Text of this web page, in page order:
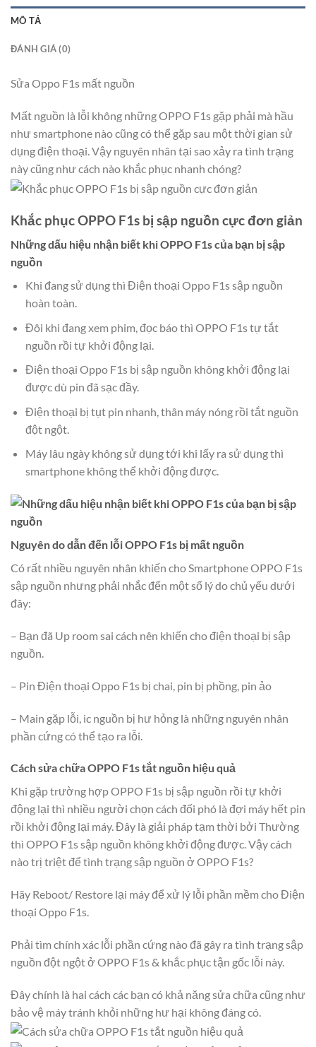
MÔ TẢ
ĐÁNH GIÁ (0)
Sửa Oppo F1s mất nguồn
Mất nguồn là lỗi không những OPPO F1s gặp phải mà hầu
như smartphone nào cũng có thể gặp sau một thời gian sử
dụng điện thoại. Vậy nguyên nhân tại sao xảy ra tình trạng
này cũng như cách nào khắc phục nhanh chóng?
Khắc phục OPPO F1s bị sập nguồn cực đơn giản
Những dấu hiệu nhận biết khi OPPO F1s của bạn bị sập
nguồn
Khi đang sử dụng thì Điện thoại Oppo F1s sập nguồn
hoàn toàn.
Đôi khi đang xem phim, đọc báo thì OPPO F1s tự tắt
nguồn rồi tự khởi động lại.
Điện thoại Oppo F1s bị sập nguồn không khởi động lại
được dù pin đã sạc đầy.
Điện thoại bị tụt pin nhanh, thân máy nóng rồi tắt nguồn
đột ngột.
Máy lâu ngày không sử dụng tới khi lấy ra sử dụng thì
smartphone không thể khởi động được.
Nguyên do dẫn đến lỗi OPPO F1s bị mất nguồn
Có rất nhiều nguyên nhân khiến cho Smartphone OPPO F1s
sập nguồn nhưng phải nhắc đến một số lý do chủ yếu dưới
đây:
– Bạn đã Up room sai cách nên khiến cho điện thoại bị sập
nguồn.
– Pin Điện thoại Oppo F1s bị chai, pin bị phồng, pin ảo
– Main gặp lỗi, ic nguồn bị hư hỏng là những nguyên nhân
phần cứng có thể tạo ra lỗi.
Cách sửa chữa OPPO F1s tắt nguồn hiệu quả
Khi gặp trường hợp OPPO F1s bị sập nguồn rồi tự khởi
động lại thì nhiều người chọn cách đối phó là đợi máy hết pin
rồi khởi động lại máy. Đây là giải pháp tạm thời bởi Thường
thì OPPO F1s sập nguồn không khởi động được. Vậy cách
nào trị triệt để tình trạng sập nguồn ở OPPO F1s?
Hãy Reboot/ Restore lại máy để xử lý lỗi phần mềm cho Điện
thoại Oppo F1s.
Phải tìm chính xác lỗi phần cứng nào đã gây ra tình trạng sập
nguồn đột ngột ở OPPO F1s & khắc phục tận gốc lỗi này.
Đây chính là hai cách các bạn có khả năng sửa chữa cũng như
bảo vệ máy tránh khỏi những hư hại không đáng có.